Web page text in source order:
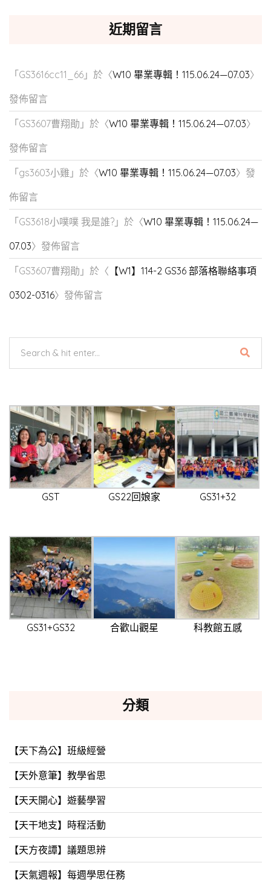
近期留言
「GS3616cc11_66 」於〈W10 畢業專輯！115.06.24—07.03〉
發佈留言
「GS3607曹翔勛 」於〈W10 畢業專輯！115.06.24—07.03〉
發佈留言
「gs3603小雞 」於〈W10 畢業專輯！115.06.24—07.03〉發
佈留言
「GS3618小噗噗 我是誰? 」於〈W10 畢業專輯！115.06.24—
07.03〉發佈留言
「GS3607曹翔勛 」於〈 【W1】114-2 GS36 部落格聯絡事項
0302-0316〉發佈留言
GST GS22回娘家 GS31+32
GS31+GS32 合歡山觀星 科教館五感
分類
【天下為公】班級經營
【天外意筆】教學省思
【天天開心】遊藝學習
【天干地支】時程活動
【天方夜譚】議題思辨
【天氣週報】每週學思任務